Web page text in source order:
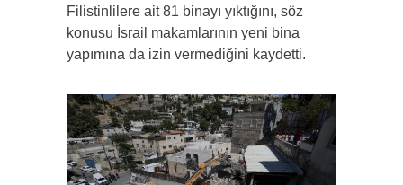
Filistinlilere ait 81 binayı yıktığını, söz
konusu İsrail makamlarının yeni bina
yapımına da izin vermediğini kaydetti.